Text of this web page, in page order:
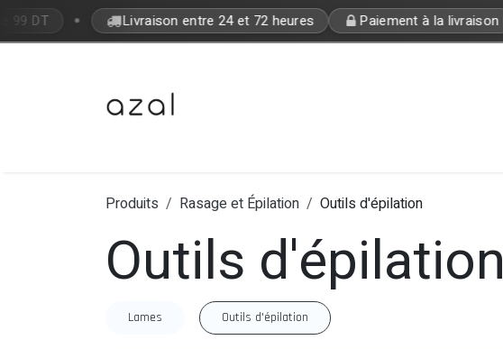
Se rendre au contenu
99 DT • Livraison entre 24 et 72 heures Paiement à la livraison
Produits Rasage et Épilation Outils d'épilation
Outils d'épilation
Lames Outils d'épilation